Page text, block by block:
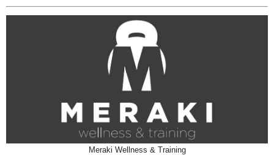
Meraki Wellness & Training